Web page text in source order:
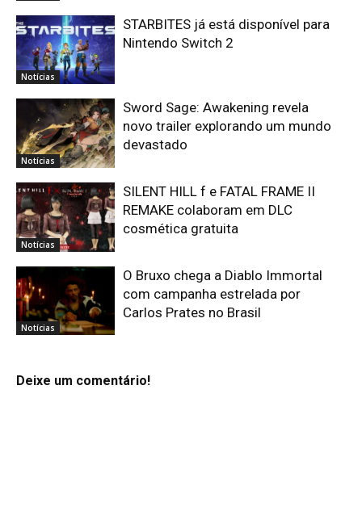
Notícias
STARBITES já está disponível para
Nintendo Switch 2
Notícias
Sword Sage: Awakening revela
novo trailer explorando um mundo
devastado
Notícias
SILENT HILL f e FATAL FRAME II
REMAKE colaboram em DLC
cosmética gratuita
Notícias
O Bruxo chega a Diablo Immortal
com campanha estrelada por
Carlos Prates no Brasil
Deixe um comentário!